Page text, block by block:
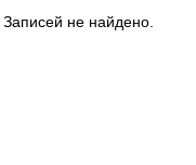
Записей не найдено.